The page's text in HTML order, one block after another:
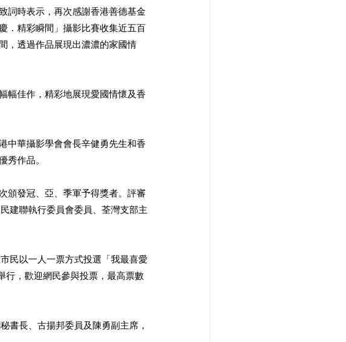
詞時表示，再次感謝香港善德基金
．精彩瞬間」攝影比賽收集近五百
，透過作品展現出濃濃的家國情
幅佳作，精彩地展現愛國情懷及香
中華攝影學會會長辛健勇先生和香
秀作品。
頒發冠、亞、季軍予得獎者。評審
建聯執行委員會委員、荃灣支部主
民以一人一票方式投選「我最喜愛
行，歡迎網民參與投票，最高票數
書長、古揚邦委員及陳勇副主席，